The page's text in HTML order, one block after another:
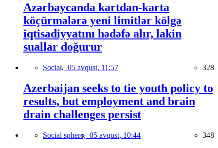
Azərbaycanda kartdan-karta
köçürmələrə yeni limitlər kölgə
iqtisadiyyatını hədəfə alır, lakin
suallar doğurur
Social, 05 avqust, 11:57 328
Azerbaijan seeks to tie youth policy to
results, but employment and brain
drain challenges persist
Social sphere, 05 avqust, 10:44 348